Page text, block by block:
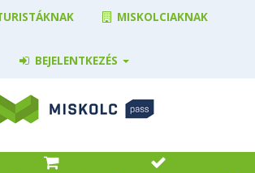
MISKOLCIAKNAK
BEJELENTKEZÉS